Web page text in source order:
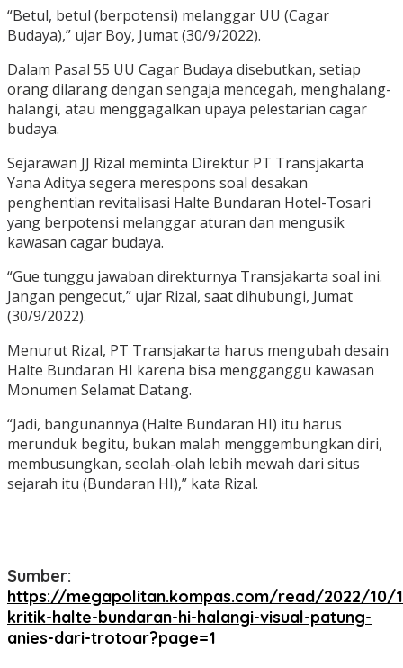
“Betul, betul (berpotensi) melanggar UU (Cagar
Budaya),” ujar Boy, Jumat (30/9/2022).
Dalam Pasal 55 UU Cagar Budaya disebutkan, setiap
orang dilarang dengan sengaja mencegah, menghalang-
halangi, atau menggagalkan upaya pelestarian cagar
budaya.
Sejarawan JJ Rizal meminta Direktur PT Transjakarta
Yana Aditya segera merespons soal desakan
penghentian revitalisasi Halte Bundaran Hotel-Tosari
yang berpotensi melanggar aturan dan mengusik
kawasan cagar budaya.
“Gue tunggu jawaban direkturnya Transjakarta soal ini.
Jangan pengecut,” ujar Rizal, saat dihubungi, Jumat
(30/9/2022).
Menurut Rizal, PT Transjakarta harus mengubah desain
Halte Bundaran HI karena bisa mengganggu kawasan
Monumen Selamat Datang.
“Jadi, bangunannya (Halte Bundaran HI) itu harus
merunduk begitu, bukan malah menggembungkan diri,
membusungkan, seolah-olah lebih mewah dari situs
sejarah itu (Bundaran HI),” kata Rizal.
Sumber:
https://megapolitan.kompas.com/read/2022/10/
kritik-halte-bundaran-hi-halangi-visual-patung-
anies-dari-trotoar?page=1